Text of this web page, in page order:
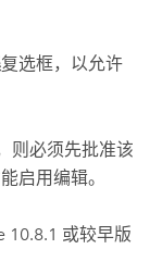
复选框，以允许
则必须先批准该
启用编辑。
10.8.1 或较早版